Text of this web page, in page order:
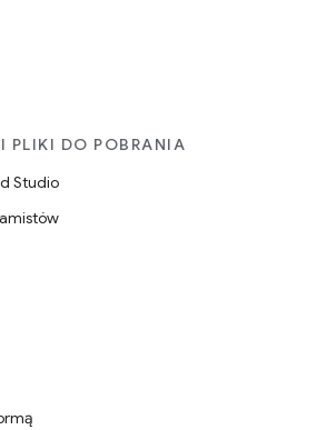
PLIKI DO POBRANIA
Studio